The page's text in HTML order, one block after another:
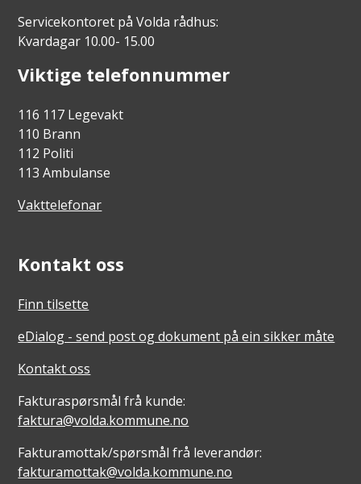
Servicekontoret på Volda rådhus:
Kvardagar 10.00- 15.00
Viktige telefonnummer
116 117 Legevakt
110 Brann
112 Politi
113 Ambulanse
Vakttelefonar
Kontakt oss
Finn tilsette
eDialog - send post og dokument på ein sikker måte
Kontakt oss
Fakturaspørsmål frå kunde:
faktura@volda.kommune.no
Fakturamottak/spørsmål frå leverandør:
fakturamottak@volda.kommune.no